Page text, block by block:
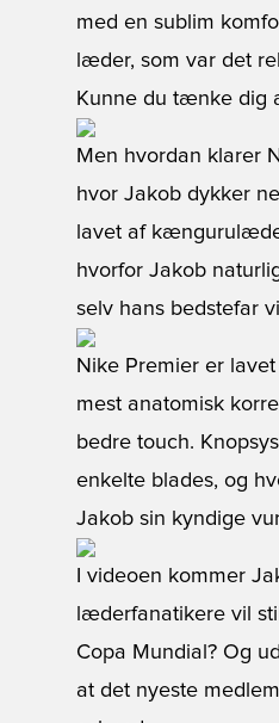
med en sublim
læder, som var det
Kunne du tænke dig
Men hvordan klarer
hvor Jakob dykker
lavet af
hvorfor Jakob
selv hans bedstefar
Nike Premier er
mest anatomisk
bedre touch.
enkelte blades, og
Jakob sin kyndige
I videoen kommer
læderfanatikere vil
Copa Mundial? Og
at det nyeste